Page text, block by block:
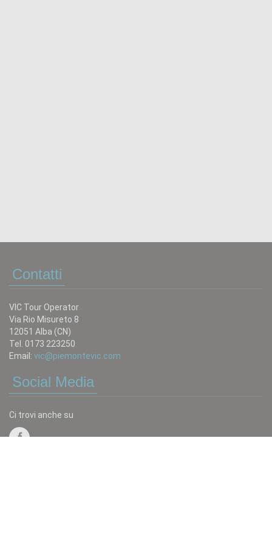
Contatti
VIC Tour Operator
Via Rio Misureto 8
12051 Alba (CN)
Tel. 0173 223250
Email: vic@piemontevic.com
Social Media
Ci trovi anche su